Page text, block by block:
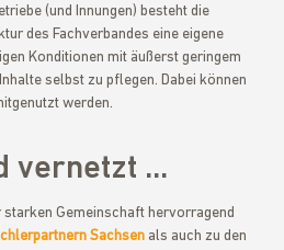
(und Innungen) besteht die
des Fachverbandes eine eigene
Konditionen mit äußerst geringem
selbst zu pflegen. Dabei können
werden.
vernetzt ...
Gemeinschaft hervorragend
Sachsen als auch zu den